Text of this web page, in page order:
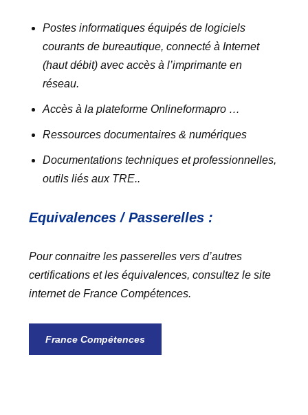
Postes informatiques équipés de logiciels
courants de bureautique, connecté à Internet
(haut débit) avec accès à l’imprimante en
réseau.
Accès à la plateforme Onlineformapro …
Ressources documentaires & numériques
Documentations techniques et professionnelles,
outils liés aux TRE..
Equivalences / Passerelles :
Pour connaitre les passerelles vers d’autres
certifications et les équivalences, consultez le site
internet de France Compétences.
France Compétences